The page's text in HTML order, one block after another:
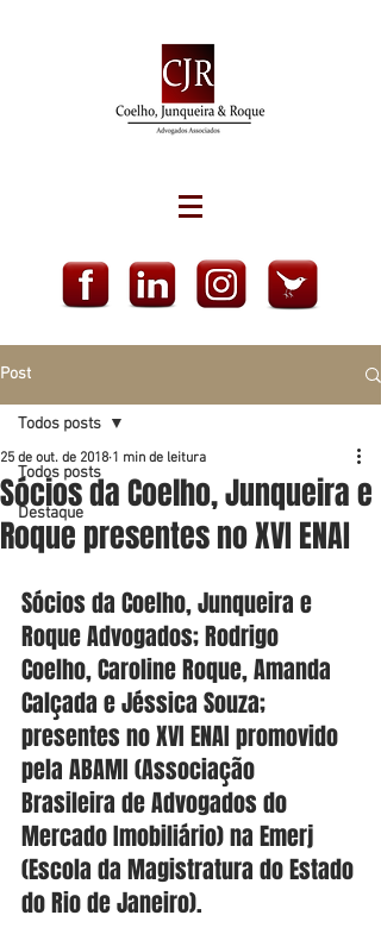
Post
Todos posts
Destaque
Todos posts
Sócios da Coelho, Junqueira e
Roque presentes no XVI ENAI
25 de out. de 2018 1 min de leitura
Sócios da Coelho, Junqueira e
Roque Advogados; Rodrigo
Coelho, Caroline Roque, Amanda
Calçada e Jéssica Souza;
presentes no XVI ENAI promovido
pela ABAMI (Associação
Brasileira de Advogados do
Mercado Imobiliário) na Emerj
(Escola da Magistratura do Estado
do Rio de Janeiro).